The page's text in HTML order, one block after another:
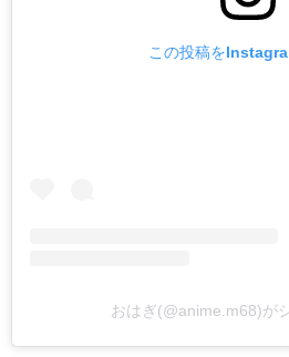
この投稿を
おはぎ(@anime.m68)が